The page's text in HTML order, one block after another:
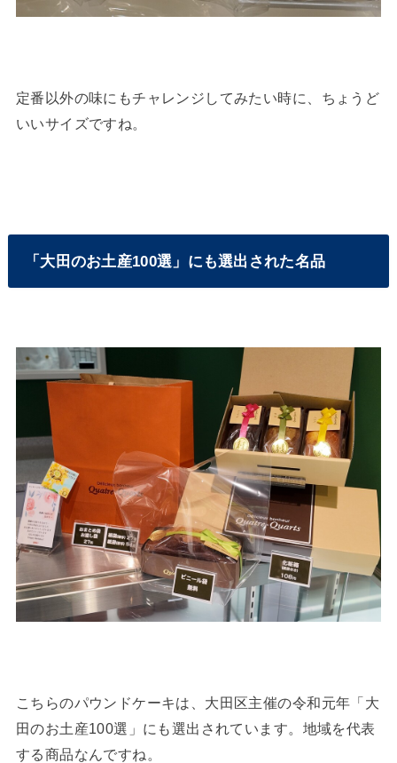
定番以外の味にもチャレンジしてみたい時に、ちょうど
いいサイズですね。
「大田のお土産100選」にも選出された名品
こちらのパウンドケーキは、大田区主催の令和元年「大
田のお土産100選」にも選出されています。地域を代表
する商品なんですね。